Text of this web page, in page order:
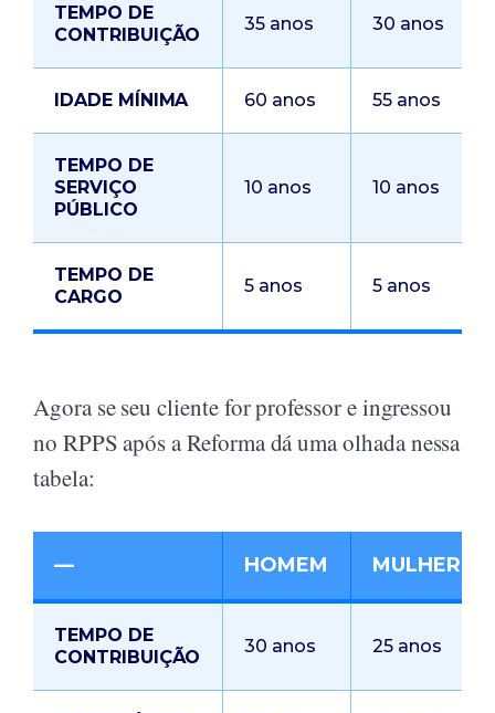
TEMPO DE
CONTRIBUIÇÃO
35 anos 30 anos
IDADE MÍNIMA 60 anos 55 anos
TEMPO DE
SERVIÇO
PÚBLICO
10 anos 10 anos
TEMPO DE
CARGO
5 anos 5 anos
Agora se seu cliente for professor e ingressou
no RPPS após a Reforma dá uma olhada nessa
tabela:
— HOMEM MULHER
TEMPO DE
CONTRIBUIÇÃO
30 anos 25 anos